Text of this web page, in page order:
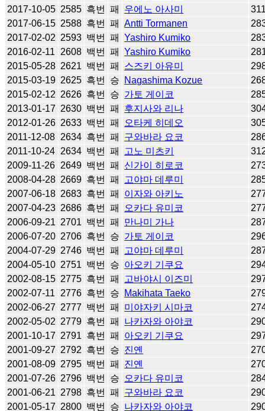
2017-10-05 2585 흑번 패 우에노 아사미
2017-06-15 2588 흑번 패 Antti Tormanen
2017-02-02 2593 백번 패 Yashiro Kumiko
2016-02-11
2608 백번 패 Yashiro Kumiko
2015-05-28 2621 백번 패 스즈키 아유미
2015-03-19 2625 흑번 승 Nagashima Kozue
2015-02-12 2626 흑번 승 가토 게이코
2013-01-17 2630 백번 패 후지사와 리나
2012-01-26 2633 백번 패 오타케 히데오
2011-12-08 2634 흑번 패 구와바라 요코
2011-10-24 2634 백번 패 고노 미츠키
2009-11-26 2649 백번 패 신가이 히로코
2008-04-28 2669 흑번 패 고야마 데루미
2007-06-18 2683 흑번 패 이자와 아키노
2007-04-23 2686 흑번 패 오카다 유미코
2006-09-21 2701 백번 패 만나미 가나
2006-07-20 2706 흑번 승 가토 게이코
2004-07-29 2746 백번 패 고야마 데루미
2004-05-10 2751 백번 승 아오키 기쿠요
2002-08-15 2775 흑번 패 고바야시 이즈미
2002-07-11
2776 흑번 승 Makihata Taeko
2002-06-27 2777 백번 패 미야자키 시마코
2002-05-02 2779 흑번 패 나카자와 아야코
2001-10-17 2791 흑번 패 아오키 기쿠요
2001-09-27 2792 흑번 승 진옌
2001-08-09 2795 백번 패 진옌
2001-07-26 2796 백번 승 오카다 유미코
2001-06-21 2798 흑번 패 구와바라 요코
2001-05-17 2800 백번 승 나카자와 아야코